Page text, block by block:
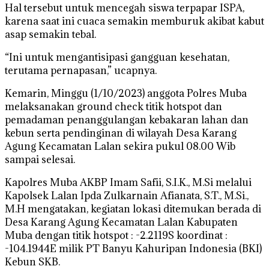
Hal tersebut untuk mencegah siswa terpapar ISPA,
karena saat ini cuaca semakin memburuk akibat kabut
asap semakin tebal.
“Ini untuk mengantisipasi gangguan kesehatan,
terutama pernapasan,” ucapnya.
Kemarin, Minggu (1/10/2023) anggota Polres Muba
melaksanakan ground check titik hotspot dan
pemadaman penanggulangan kebakaran lahan dan
kebun serta pendinginan di wilayah Desa Karang
Agung Kecamatan Lalan sekira pukul 08.00 Wib
sampai selesai.
Kapolres Muba AKBP Imam Safii, S.I.K., M.Si melalui
Kapolsek Lalan Ipda Zulkarnain Afianata, S.T., M.Si.,
M.H mengatakan, kegiatan lokasi ditemukan berada di
Desa Karang Agung Kecamatan Lalan Kabupaten
Muba dengan titik hotspot : -2.2119S koordinat :
-104.1944E milik PT Banyu Kahuripan Indonesia (BKI)
Kebun SKB.